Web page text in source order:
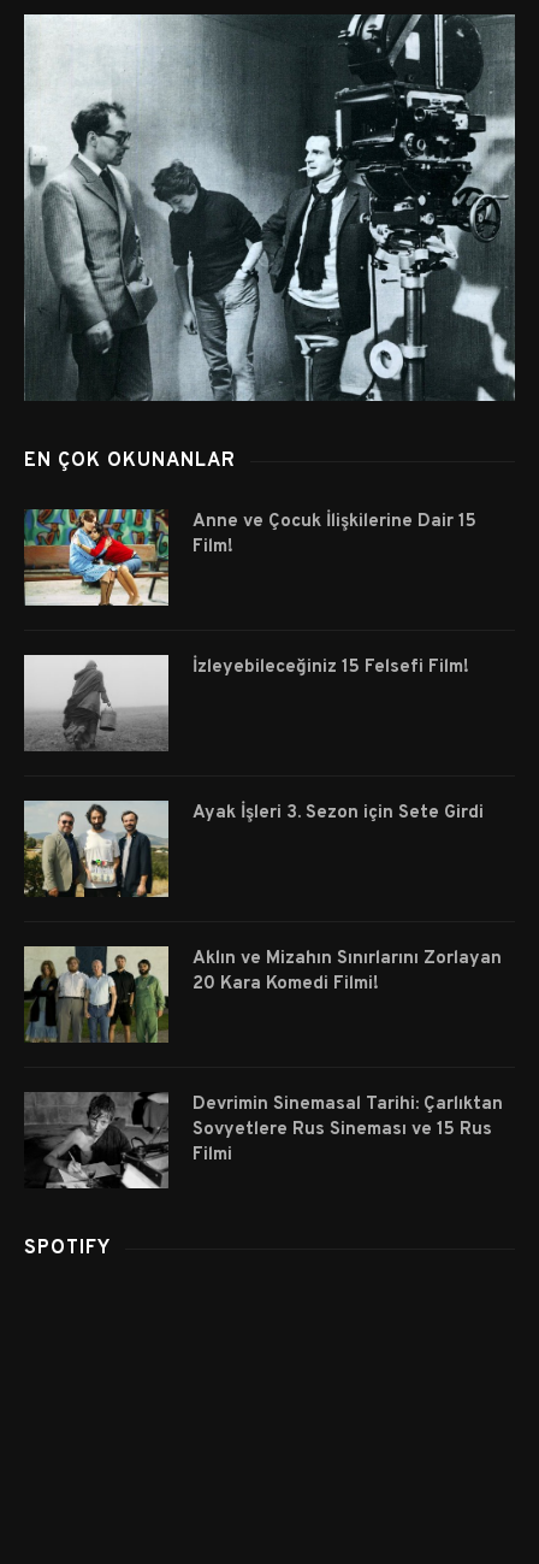
EN ÇOK OKUNANLAR
Anne ve Çocuk İlişkilerine Dair 15
Film!
İzleyebileceğiniz 15 Felsefi Film!
Ayak İşleri 3. Sezon için Sete Girdi
Aklın ve Mizahın Sınırlarını Zorlayan
20 Kara Komedi Filmi!
Devrimin Sinemasal Tarihi: Çarlıktan
Sovyetlere Rus Sineması ve 15 Rus
Filmi
SPOTIFY